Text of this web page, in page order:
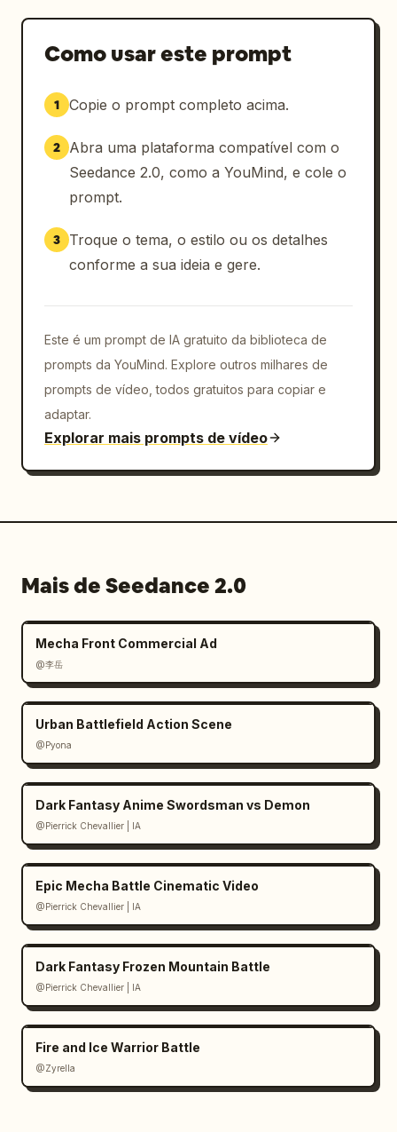
Como usar este prompt
1 Copie o prompt completo acima.
2
Abra uma plataforma compatível com o
Seedance 2.0, como a YouMind, e cole o
prompt.
3
Troque o tema, o estilo ou os detalhes
conforme a sua ideia e gere.
Este é um prompt de IA gratuito da biblioteca de
prompts da YouMind. Explore outros milhares de
prompts de vídeo, todos gratuitos para copiar e
adaptar.
Explorar mais prompts de vídeo
Mais de Seedance 2.0
Mecha Front Commercial Ad
@李岳
Urban Battlefield Action Scene
@Pyona
Dark Fantasy Anime Swordsman vs Demon
@Pierrick Chevallier | IA
Epic Mecha Battle Cinematic Video
@Pierrick Chevallier | IA
Dark Fantasy Frozen Mountain Battle
@Pierrick Chevallier | IA
Fire and Ice Warrior Battle
@Zyrella